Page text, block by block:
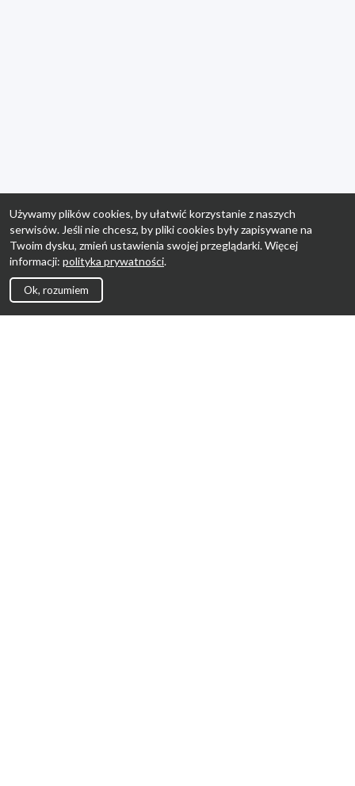
Używamy plików cookies, by ułatwić korzystanie z naszych
serwisów. Jeśli nie chcesz, by pliki cookies były zapisywane na
Twoim dysku, zmień ustawienia swojej przeglądarki. Więcej
informacji: polityka prywatności.
Ok, rozumiem